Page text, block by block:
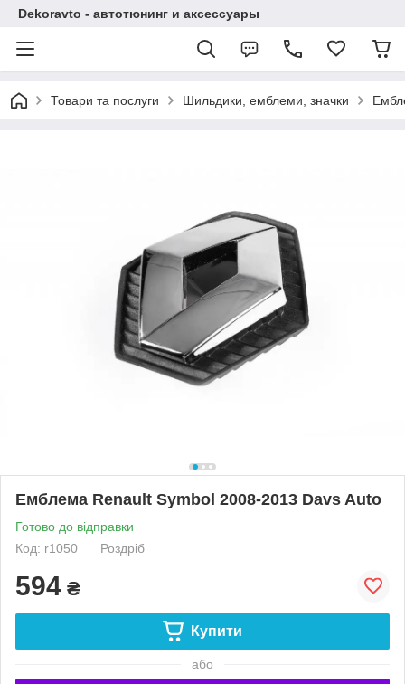
Dekoravto - автотюнинг и аксессуары
Товари та послуги Шильдики, емблеми, значки
Емблема Renault Symbol 2008-2013 Davs Auto
Готово до відправки
Код: r1050
Роздріб
594 ₴
Купити
або